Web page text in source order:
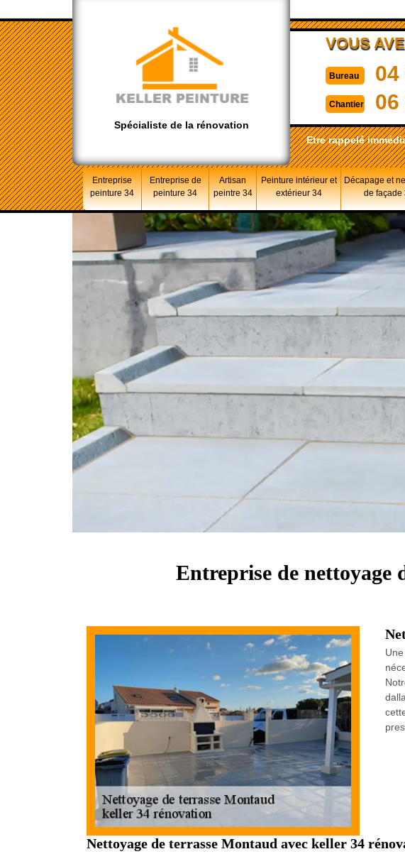
Spécialiste de la rénovation
VOUS
Bureau 04
Chantier 06
Etre rappelé
Entreprise
peinture 34
Entreprise de
peinture 34
Artisan
peintre 34
Peinture intérieur et
extérieur 34
Décapage et
de façade
Entreprise de nettoyage
Nettoyage de terrasse Montaud avec keller 34